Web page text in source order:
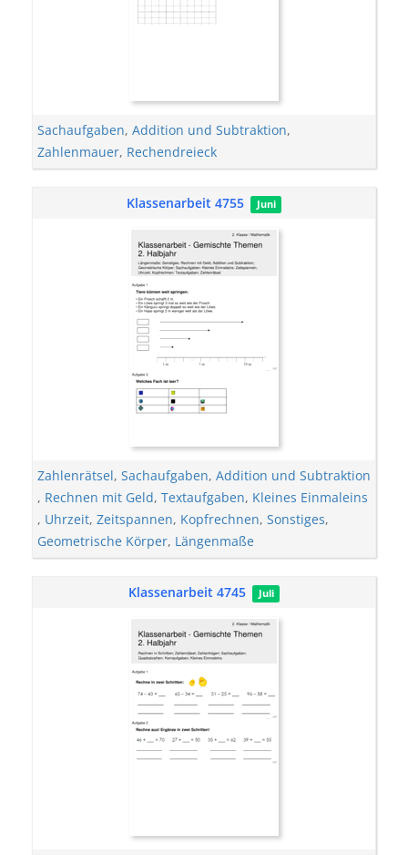
Sachaufgaben, Addition und Subtraktion,
Zahlenmauer, Rechendreieck
Klassenarbeit 4755 Juni
Zahlenrätsel, Sachaufgaben, Addition und Subtraktion
, Rechnen mit Geld, Textaufgaben, Kleines Einmaleins
, Uhrzeit, Zeitspannen, Kopfrechnen, Sonstiges,
Geometrische Körper, Längenmaße
Klassenarbeit 4745 Juli